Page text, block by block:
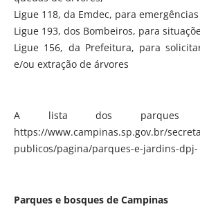
Ligue 118, da Emdec, para
Ligue 193, dos Bombeiros, para
Ligue 156, da Prefeitura, para
e/ou extração de árvores
A lista dos parques
https://www.campinas.sp.gov.br/
publicos/pagina/parques-e-jardins-dpj-
Parques e bosques de Campinas